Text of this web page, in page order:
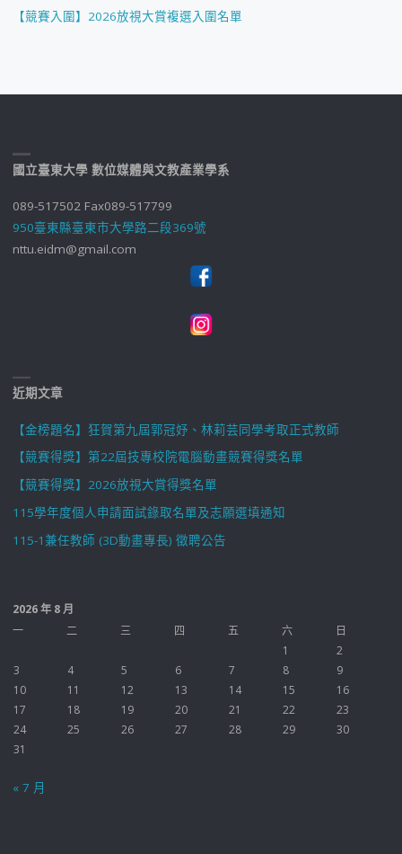
【競賽入圍】2026放視大賞複選入圍名單
國立臺東大學 數位媒體與文教產業學系
089-517502 Fax089-517799
950臺東縣臺東市大學路二段369號
nttu.eidm@gmail.com
近期文章
【金榜題名】狂賀第九屆郭冠妤、林莉芸同學考取正式教師
【競賽得獎】第22屆技專校院電腦動畫競賽得獎名單
【競賽得獎】2026放視大賞得獎名單
115學年度個人申請面試錄取名單及志願選填通知
115-1兼任教師 (3D動畫專長) 徵聘公告
2026 年 8 月
一
二 三 四 五 六
日
1
2
3
4 5 6 7 8
9
10
11 12 13 14 15
16
17
18 19 20 21 22
23
24
25 26 27 28 29
30
31
« 7 月